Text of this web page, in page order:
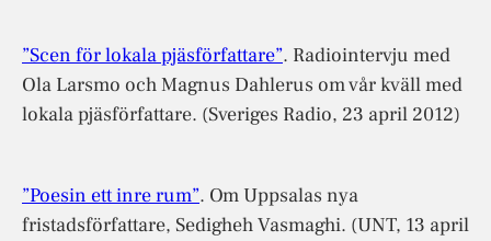
”Scen för lokala pjäsförfattare”. Radiointervju med
Ola Larsmo och Magnus Dahlerus om vår kväll med
lokala pjäsförfattare. (Sveriges Radio, 23 april 2012)
”Poesin ett inre rum”. Om Uppsalas nya
fristadsförfattare, Sedigheh Vasmaghi. (UNT, 13 april